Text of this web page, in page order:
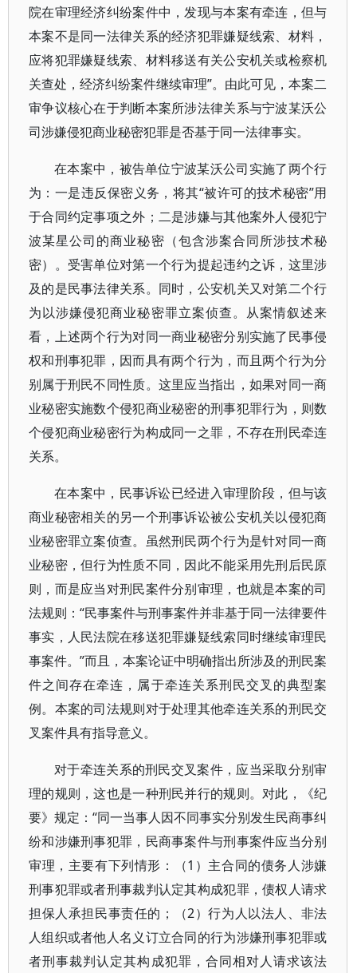
院在审理经济纠纷案件中，发现与本案有牵连，但与
本案不是同一法律关系的经济犯罪嫌疑线索、材料，
应将犯罪嫌疑线索、材料移送有关公安机关或检察机
关查处，经济纠纷案件继续审理”。由此可见，本案二
审争议核心在于判断本案所涉法律关系与宁波某沃公
司涉嫌侵犯商业秘密犯罪是否基于同一法律事实。
在本案中，被告单位宁波某沃公司实施了两个行
为：一是违反保密义务，将其“被许可的技术秘密”用
于合同约定事项之外；二是涉嫌与其他案外人侵犯宁
波某星公司的商业秘密（包含涉案合同所涉技术秘
密）。受害单位对第一个行为提起违约之诉，这里涉
及的是民事法律关系。同时，公安机关又对第二个行
为以涉嫌侵犯商业秘密罪立案侦查。从案情叙述来
看，上述两个行为对同一商业秘密分别实施了民事侵
权和刑事犯罪，因而具有两个行为，而且两个行为分
别属于刑民不同性质。这里应当指出，如果对同一商
业秘密实施数个侵犯商业秘密的刑事犯罪行为，则数
个侵犯商业秘密行为构成同一之罪，不存在刑民牵连
关系。
在本案中，民事诉讼已经进入审理阶段，但与该
商业秘密相关的另一个刑事诉讼被公安机关以侵犯商
业秘密罪立案侦查。虽然刑民两个行为是针对同一商
业秘密，但行为性质不同，因此不能采用先刑后民原
则，而是应当对刑民案件分别审理，也就是本案的司
法规则：“民事案件与刑事案件并非基于同一法律要件
事实，人民法院在移送犯罪嫌疑线索同时继续审理民
事案件。”而且，本案论证中明确指出所涉及的刑民案
件之间存在牵连，属于牵连关系刑民交叉的典型案
例。本案的司法规则对于处理其他牵连关系的刑民交
叉案件具有指导意义。
对于牵连关系的刑民交叉案件，应当采取分别审
理的规则，这也是一种刑民并行的规则。对此，《纪
要》规定：“同一当事人因不同事实分别发生民商事纠
纷和涉嫌刑事犯罪，民商事案件与刑事案件应当分别
审理，主要有下列情形：（1）主合同的债务人涉嫌
刑事犯罪或者刑事裁判认定其构成犯罪，债权人请求
担保人承担民事责任的；（2）行为人以法人、非法
人组织或者他人名义订立合同的行为涉嫌刑事犯罪或
者刑事裁判认定其构成犯罪，合同相对人请求该法